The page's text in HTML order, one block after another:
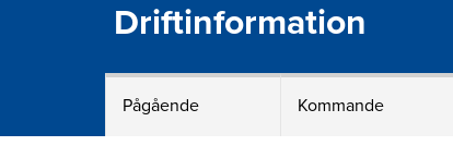
Driftinformation
Pågående Kommande